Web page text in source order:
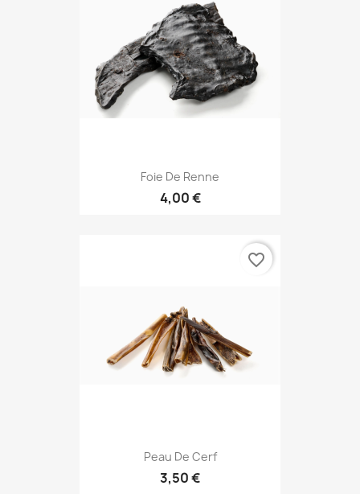
Foie De Renne
4,00 €
Peau De Cerf
3,50 €
favorite_border